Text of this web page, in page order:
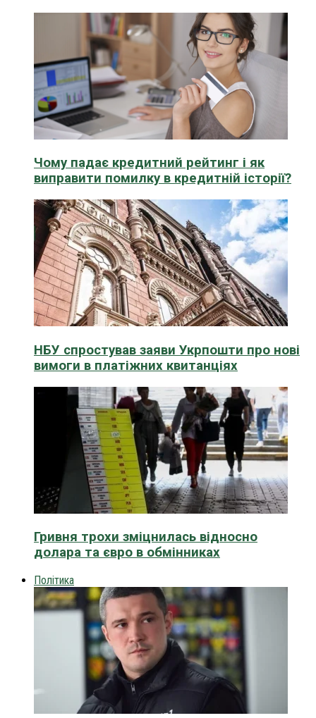
Чому падає кредитний рейтинг і як
виправити помилку в кредитній історії?
НБУ спростував заяви Укрпошти про нові
вимоги в платіжних квитанціях
Гривня трохи зміцнилась відносно
долара та євро в обмінниках
Політика